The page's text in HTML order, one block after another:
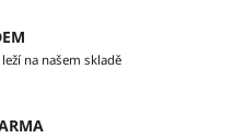
na našem skladě